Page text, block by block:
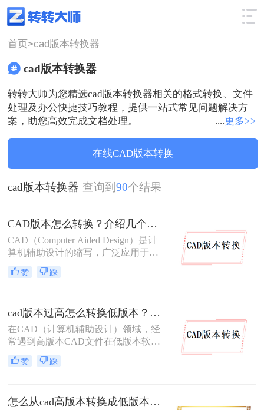
使用技巧 筛选
首页>cad版本转换器
cad版本转换器
转转大师为您精选cad版本转换器相关的格式转换、文件
处理及办公快捷技巧教程，提供一站式常见问题解决方
案，助您高效完成文档处理。
....更多>>
在线CAD版本转换
cad版本转换器 查询到90个结果
CAD版本怎么转换？介绍几个CAD版本转换方法！
CAD（Computer Aided Design）是计
算机辅助设计的缩写，广泛应用于工
程、建筑、制造等领域。不同的CAD
软件版本之间的兼容性是一个重要的
将详细介绍CAD版本怎么转换的方
法，以帮助您顺利进行CAD文件的转
换和兼容。
赞 踩
cad版本过高怎么转换低版本？分享3种高效转换方法！
在CAD（计算机辅助设计）领域，经
常遇到高版本CAD文件在低版本软件
中无法打开或编辑的情况。这通常是
因为高版本CAD可能新增了一些功能
低版本变得尤为重要。那么cad版本过
赞 踩
怎么从cad高版本转换成低版本？教你四个小妙招轻松搞定！